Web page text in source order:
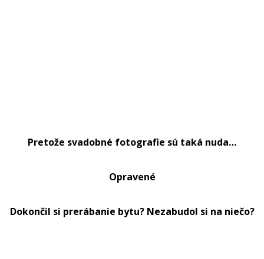
Pretože svadobné fotografie sú taká nuda…
Opravené
Dokončil si prerábanie bytu? Nezabudol si na niečo?